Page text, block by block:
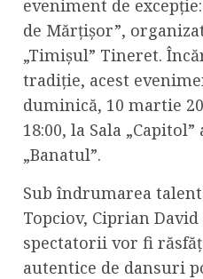
eveniment de
de Mărțișor”,
„Timișul” Tineret.
tradiție, acest
duminică, 10 martie
18:00, la Sala
„Banatul”.
Sub îndrumarea
Topciov, Ciprian David
spectatorii vor fi
autentice de dansuri